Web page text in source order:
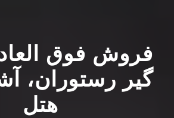
فروش فوق
گیر رستوران،
هتل